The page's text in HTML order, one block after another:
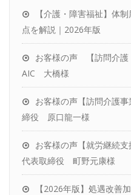
パートナーをお探
社労士変更をお考
お客様の声
【介護・障害福祉】体
点を解説｜2026年版
お客様の声 【訪問介護
AIC 大橋様
お客様の声【訪問介護
締役 原口龍一様
お客様の声【就労継続
代表取締役 町野元康様
【2026年版】処遇改善